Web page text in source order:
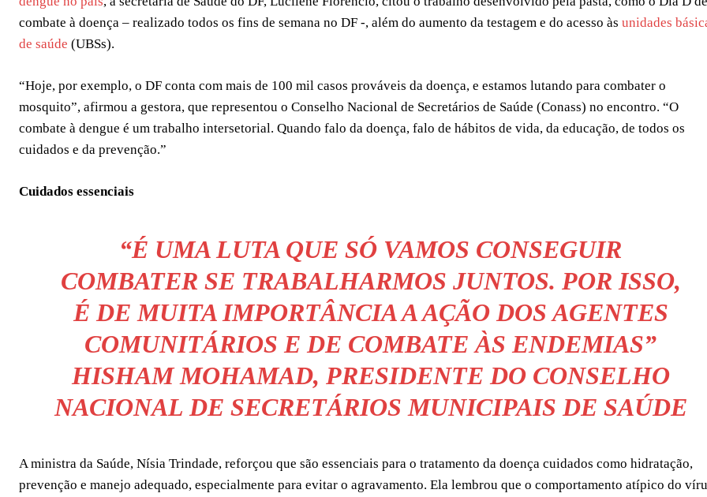
combate à doença – realizado todos os fins de semana no DF -, além do aumento da testagem e do acesso às unidades
de saúde (UBSs).
“Hoje, por exemplo, o DF conta com mais de 100 mil casos prováveis da doença, e estamos lutando para combater o
mosquito”, afirmou a gestora, que representou o Conselho Nacional de Secretários de Saúde (Conass) no encontro. “O
combate à dengue é um trabalho intersetorial. Quando falo da doença, falo de hábitos de vida, da educação, de todos os
cuidados e da prevenção.”
Cuidados essenciais
“É UMA LUTA QUE SÓ VAMOS CONSEGUIR
COMBATER SE TRABALHARMOS JUNTOS. POR ISSO,
É DE MUITA IMPORTÂNCIA A AÇÃO DOS AGENTES
COMUNITÁRIOS E DE COMBATE ÀS ENDEMIAS”
HISHAM MOHAMAD, PRESIDENTE DO CONSELHO
NACIONAL DE SECRETÁRIOS MUNICIPAIS DE SAÚDE
A ministra da Saúde, Nísia Trindade, reforçou que são essenciais para o tratamento da doença cuidados como hidratação,
prevenção e manejo adequado, especialmente para evitar o agravamento. Ela lembrou que o comportamento atípico do